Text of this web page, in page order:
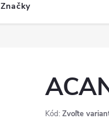
Značky
Kód: Zvoľte